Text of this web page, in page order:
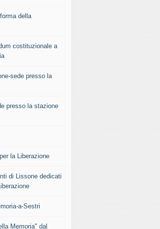
della
costituzionale a
sede presso la
presso la stazione
la Liberazione
di Lissone dedicati
a-Sestri
Memoria" dal